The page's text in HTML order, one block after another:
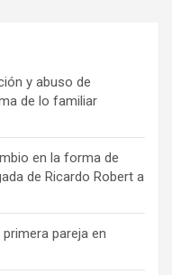
y abuso de
de lo familiar
en la forma de
de Ricardo Robert a
pareja en